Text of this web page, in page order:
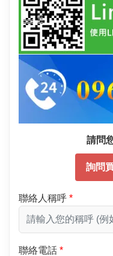
請問
詢問
聯絡人稱呼
聯絡電話